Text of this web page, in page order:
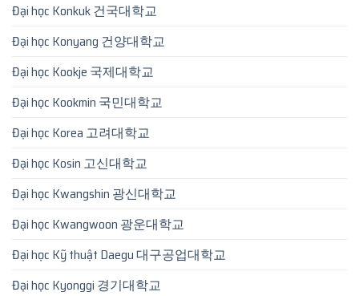
Đại học Konkuk 건국대학교
Đại học Konyang 건양대학교
Đại học Kookje 국제대학교
Đại học Kookmin 국민대학교
Đại học Korea 고려대학교
Đại học Kosin 고신대학교
Đại học Kwangshin 광신대학교
Đại học Kwangwoon 광운대학교
Đại học Kỹ thuật Daegu 대구공업대학교
Đại học Kyonggi 경기대학교